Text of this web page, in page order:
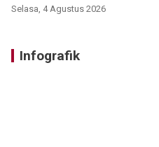
Selasa, 4 Agustus 2026
Infografik